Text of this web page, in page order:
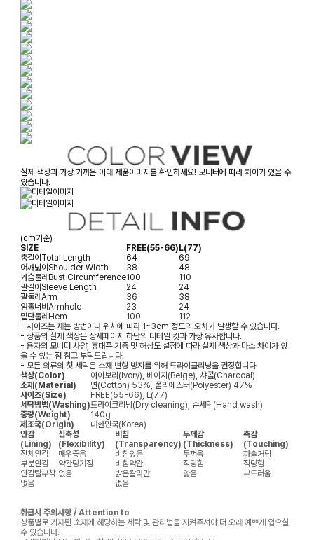
실제 색상과 가장 가까운 아래 제품이미지를 확인하세요! 모니터에 따라 차이가 있을 수
있습니다.
(cm기준)
SIZE
FREE(55-66)L(77)
총길이Total Length 64
69
어깨넓이Shoulder Width 38
48
가슴둘레Bust Circumference100
110
팔길이Sleeve Length 24
24
팔둘레Arm 36
38
암홀너비Armhole 23
24
밑단둘레Hem 100
112
- 사이즈는 재는 방법이나 위치에 따라 1~3cm 정도의 오차가 발생할 수 있습니다.
- 상품의 실제 색상은 상세페이지 하단의 디테일 컷과 가장 유사합니다.
- 용자의 모니터 사양, 휴대폰 기종 및 해상도 설정에 따라 실제 색상과 다소 차이가 있
을 수 있는 점 참고 부탁드립니다.
- 모든 의류의 첫 세탁은 소재 변형 방지를 위해 드라이클리닝을 권장합니다.
색상(Color)
아이보리(Ivory), 베이지(Beige), 챠콜(Charcoal)
소재(Material)
면(Cotton) 53%, 폴리에스터(Polyester) 47%
사이즈(Size)
FREE(55-66), L(77)
세탁방법(Washing)드라이크리닝(Dry cleaning), 손세탁(Hand wash)
중량(Weight)
140g
제조국(Origin)
대한민국(Korea)
안감
(Lining)
신축성
(Flexibility)
비침
(Transparency)
두께감
(Thickness)
촉감
(Touching)
전체안감
매우좋음 비침있음 두꺼움
까슬거림
부분안감
약간당겨짐 비침약간 적당함
적당함
안감탈부착 없음 밝은칼라만 얇음
부드러움
없음
없음
취급시 주의사항 / Attention to
상품별로 기재된 소재에 해당하는 세탁 및 관리법을 지켜주셔야 더 오래 예쁘게 입으실
수 있습니다.